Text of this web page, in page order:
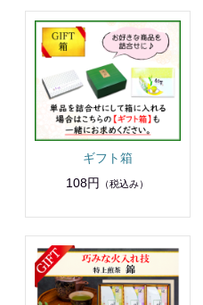
ギフト箱
108円
（税込み）